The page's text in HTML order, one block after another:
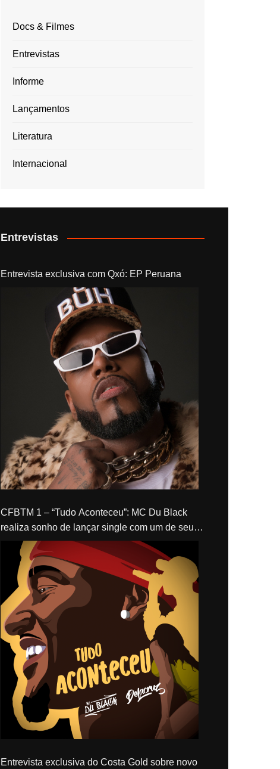
Docs & Filmes
Entrevistas
Informe
Lançamentos
Literatura
Internacional
Entrevistas
Entrevista exclusiva com Qxó: EP Peruana
CFBTM 1 – “Tudo Aconteceu”: MC Du Black
realiza sonho de lançar single com um de seus
ídolos, Delacruz
Entrevista exclusiva do Costa Gold sobre novo